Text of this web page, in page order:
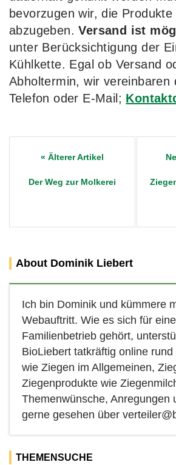
bevorzugen wir, die
abzugeben.Versand ist
unter Berücksichtigung der
Kühlkette. Egal ob Versand
Abholtermin, wir vereinbaren
Telefon oder E-Mail;
Post
navigation
Der Weg zur Molkerei
About Dominik Liebert
Ich bin Dominik und kümmere
Webauftritt. Wie es sich für
Familienbetrieb gehört,
BioLiebert tatkräftig online
wie Ziegen im Allgemeinen,
Ziegenprodukte wie
Themenwünsche, Anregungen
gerne gesehen über
THEMENSUCHE